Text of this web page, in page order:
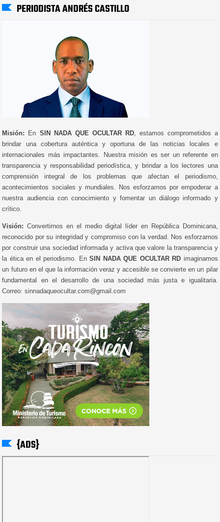
PERIODISTA ANDRÉS CASTILLO
Misión: En SIN NADA QUE OCULTAR RD, estamos comprometidos a
brindar una cobertura auténtica y oportuna de las noticias locales e
internacionales más impactantes. Nuestra misión es ser un referente en
transparencia y responsabilidad periodística, y brindar a los lectores una
comprensión integral de los problemas que afectan el periodismo,
acontecimientos sociales y mundiales. Nos esforzamos por empoderar a
nuestra audiencia con conocimiento y fomentar un diálogo informado y
crítico.
Visión: Convertirnos en el medio digital líder en República Dominicana,
reconocido por su integridad y compromiso con la verdad. Nos esforzamos
por construir una sociedad informada y activa que valore la transparencia y
la ética en el periodismo. EnSIN NADA QUE OCULTAR RD imaginamos
un futuro en el que la información veraz y accesible se convierte en un pilar
fundamental en el desarrollo de una sociedad más justa e igualitaria.
Correo: sinnadaqueocultar.com@gmail.com
{ADS}